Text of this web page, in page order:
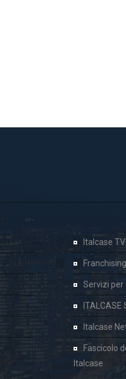
Italcase TV
Servizi per
ITALCASE
Italcase
Fascicolo
Italcase